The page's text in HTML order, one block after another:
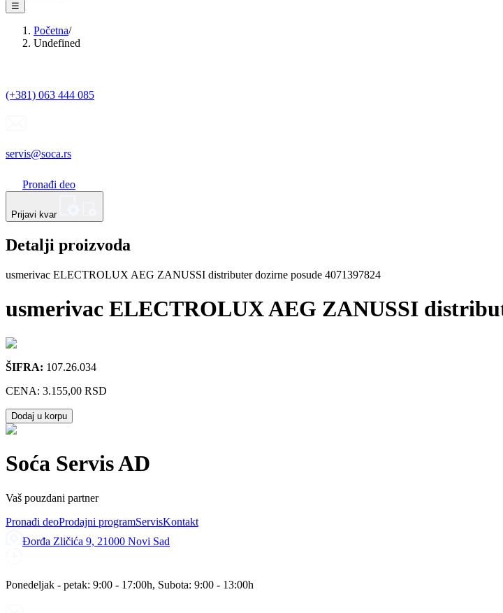
☰
Početna/
Undefined
(+381) 063 444 085
servis@soca.rs
Pronađi deo
Prijavi kvar
Detalji proizvoda
usmerivac ELECTROLUX AEG ZANUSSI distributer dozirne posude 4071397824
usmerivac ELECTROLUX AEG ZANUSSI
ŠIFRA: 107.26.034
CENA: 3.155,00 RSD
Dodaj u korpu
Soća Servis AD
Vaš pouzdani partner
Pronađi deoProdajni programServisKontakt
Đorđa Zličića 9, 21000 Novi Sad
Ponedeljak - petak: 9:00 - 17:00h, Subota: 9:00 - 13:00h